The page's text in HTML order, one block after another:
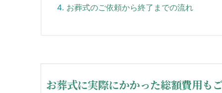
お葬式のご依頼から終了までの流れ
お葬式に実際にかかった総額費用も